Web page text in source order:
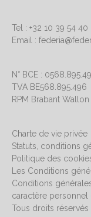
Tel : +32 10 39 54 40
Email :
N° BCE :
TVA BE568.895.496
RPM Brabant Wallon
Charte de vie privée
Statuts, conditions
Politique des
Les Conditions
Conditions
caractère personnel
Tous droits